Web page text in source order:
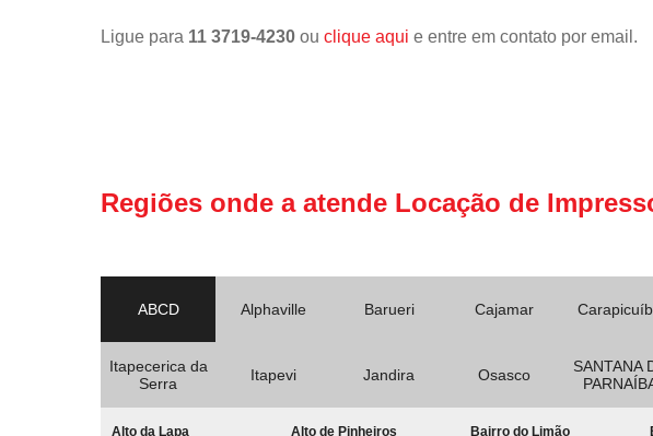
Ligue para 11 3719-4230 ou clique aqui e entre em contato por email.
Regiões onde a atende Locação de
ABCD Alphaville Barueri Cajamar
Itapecerica da
Serra
Itapevi Jandira Osasco
SANTANA
Alto da Lapa Alto de Pinheiros Bairro do Limão